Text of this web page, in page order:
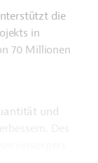
die
in
70 Millionen
und